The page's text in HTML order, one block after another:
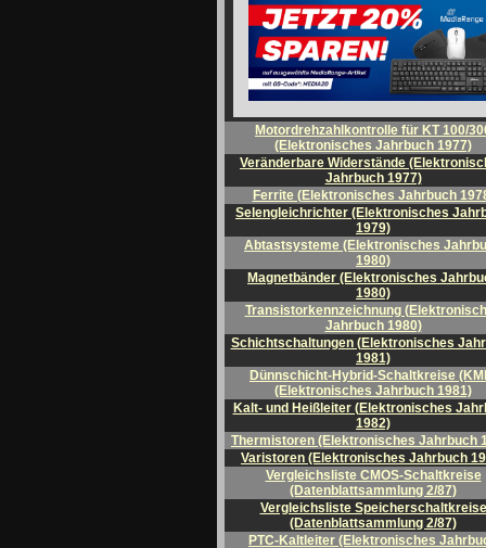
Motordrehzahlkontrolle für KT 100/
(Elektronisches Jahrbuch 1977)
Veränderbare Widerstände
Jahrbuch 1977)
Ferrite (Elektronisches Jahrbuch
Selengleichrichter (Elektronisches
1979)
Abtastsysteme (Elektronisches
1980)
Magnetbänder (Elektronisches
1980)
Transistorkennzeichnung
Jahrbuch 1980)
Schichtschaltungen (Elektronisches
1981)
Dünnschicht-Hybrid-Schaltkreise
(Elektronisches Jahrbuch 1981)
Kalt- und Heißleiter (Elektronisches
1982)
Thermistoren (Elektronisches Jahrbuch
Varistoren (Elektronisches Jahrbuch
Vergleichsliste CMOS-Schaltkreise
(Datenblattsammlung 2/87)
Vergleichsliste Speicherschaltkreise
(Datenblattsammlung 2/87)
PTC-Kaltleiter (Elektronisches